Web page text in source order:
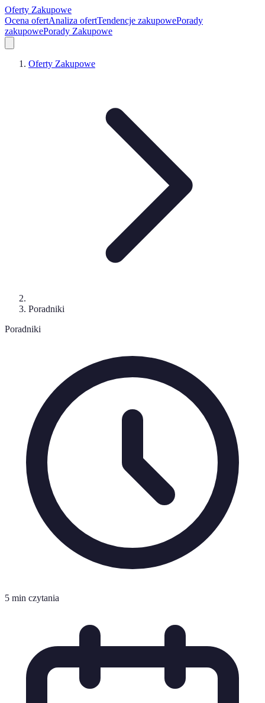
Oferty Zakupowe
Ocena ofertAnaliza ofertTendencje zakupowePorady
zakupowePorady Zakupowe
Oferty Zakupowe
Poradniki
Poradniki
5 min czytania